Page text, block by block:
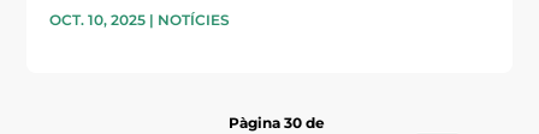
OCT. 10, 2025 | NOTÍCIES
Pàgina 30 de